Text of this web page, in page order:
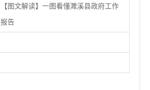
【图文解读】一图看懂濉溪县政府工作
报告